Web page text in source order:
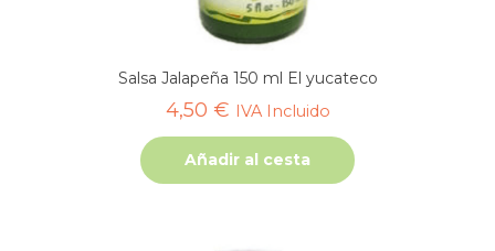
Salsa Jalapeña 150 ml El yucateco
4,50 € IVA Incluido
Añadir al cesta